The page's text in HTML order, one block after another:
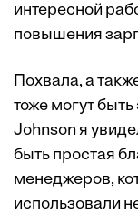
интересной
повышения
Похвала, а
тоже могут
Johnson я
быть простая
менеджеров,
использовали